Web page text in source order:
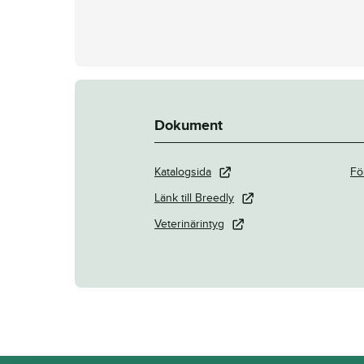
Dokument
Katalogsida
Länk till Breedly
Veterinärintyg